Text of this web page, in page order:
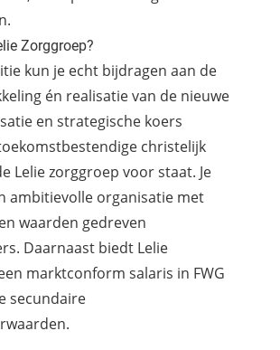
Zorggroep?
kun je echt bijdragen aan de
én realisatie van de nieuwe
en strategische koers
christelijk
Lelie zorggroep voor staat. Je
ambitievolle organisatie met
waarden gedreven
Daarnaast biedt Lelie
marktconform salaris in FWG
secundaire